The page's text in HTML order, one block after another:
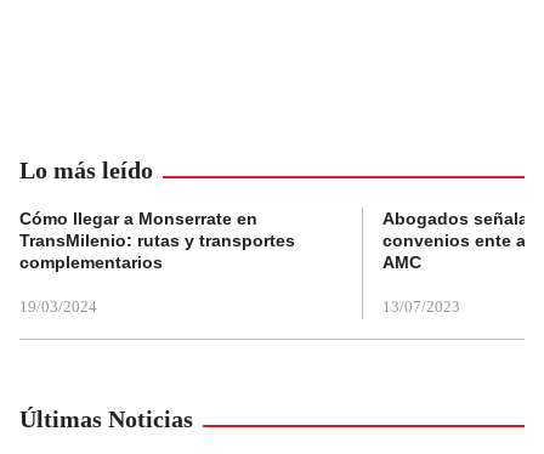
Lo más leído
Cómo llegar a Monserrate en
TransMilenio: rutas y transportes
complementarios
19/03/2024
Abogados
convenios ente
AMC
13/07/2023
Últimas Noticias